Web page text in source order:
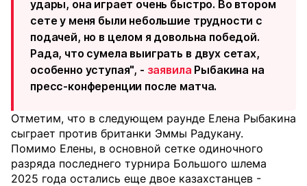
удары, она играет очень быстро. Во втором
сете у меня были небольшие трудности с
подачей, но в целом я довольна победой.
Рада, что сумела выиграть в двух сетах,
особенно уступая", - заявила Рыбакина на
пресс-конференции после матча.
Отметим, что в следующем раунде Елена Рыбакина
сыграет против британки Эммы Радукану.
Помимо Елены, в основной сетке одиночного
разряда последнего турнира Большого шлема
2025 года остались еще двое казахстанцев -